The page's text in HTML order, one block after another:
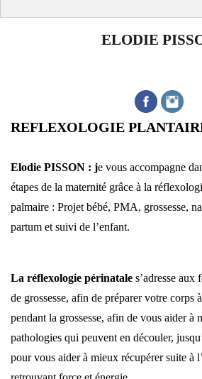
ELODIE
REFLEXOLOGIE
Elodie PISSON : je vous accompagne
étapes de la maternité grâce à la
palmaire : Projet bébé, PMA, grossesse,
partum et suivi de l’enfant.
La réflexologie périnatale s’adresse aux
de grossesse, afin de préparer votre corps
pendant la grossesse, afin de vous aider à
pathologies qui peuvent en découler,
pour vous aider à mieux récupérer suite à